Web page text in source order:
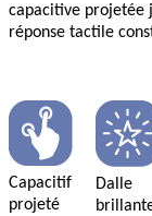
capacitive projetée
réponse tactile
Capacitif
projeté
Dalle